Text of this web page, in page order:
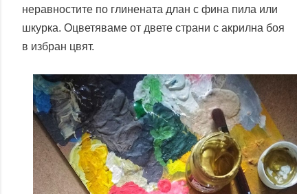
неравностите по глинената длан с фина пила или
шкурка. Оцветяваме от двете страни с акрилна боя
в избран цвят.